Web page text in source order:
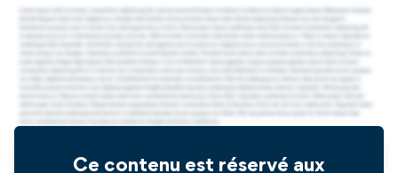
Ce contenu est réservé aux